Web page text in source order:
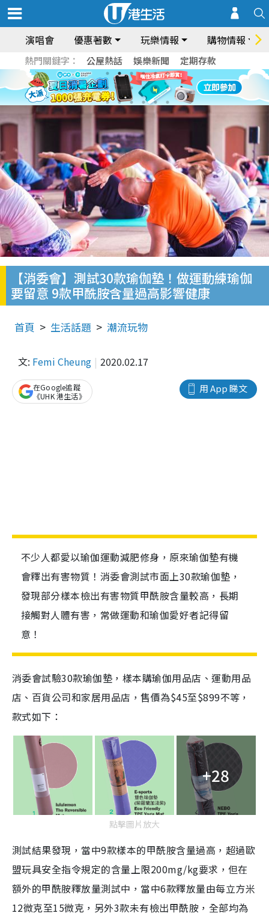
演唱會 優惠著數 玩樂情報 購物情報
熱門關鍵字： 公屋熱話 娛樂新聞 定期存款
【消委會】測試30款瑜伽墊！做運動練瑜伽
要留意 9款甲酰胺含量過高影響健康
首頁 生活話題 潮流玩物
文: Femi Cheung 2020.02.17
用 App 睇文
在Google追蹤
《UHK 港生活》
不少人都愛以瑜伽運動減肥修身，原來瑜伽墊有機
會釋出有害物質！消委會測試市面上30款瑜伽墊，
發現部分樣本檢出有害物質甲酰胺含量較高，長期
接觸對人體有害，常做運動和瑜伽愛好者記得留
意！
消委會試驗30款瑜伽墊，樣本購瑜伽用品店、運動用品
店、百貨公司和家居用品店，售價為$45至$899不等，
款式如下：
+28
點擊圖片放大
測試結果發現，當中9款樣本的甲酰胺含量過高，超過歐
盟玩具安全指令規定的含量上限200mg/kg要求，但在
額外的甲酰胺釋放量測試中，當中6款釋放量由每立方米
12微克至15微克，另外3款未有檢出甲酰胺，全部均為